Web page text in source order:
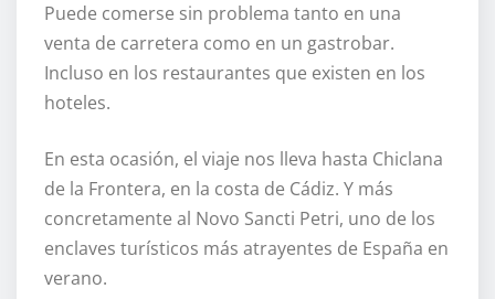
Puede comerse sin problema tanto en una
venta de carretera como en un gastrobar.
Incluso en los restaurantes que existen en los
hoteles.
En esta ocasión, el viaje nos lleva hasta Chiclana
de la Frontera, en la costa de Cádiz. Y más
concretamente al Novo Sancti Petri, uno de los
enclaves turísticos más atrayentes de España en
verano.